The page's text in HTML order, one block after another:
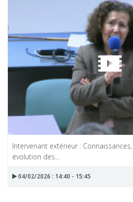
Intervenant extérieur :
évolution des...
04/02/2026 : 14:40 - 15:45